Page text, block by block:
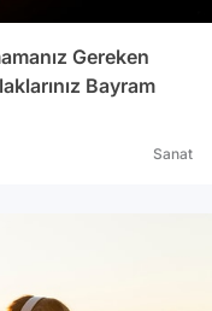
Gereken
Bayram
Sanat